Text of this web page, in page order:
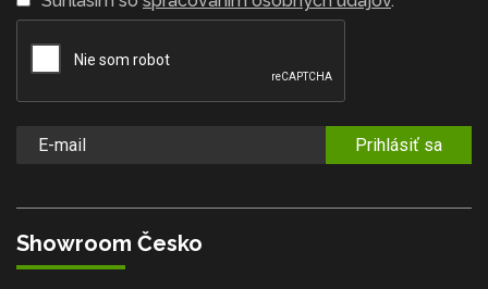
Prihlásiť sa
Showroom Česko